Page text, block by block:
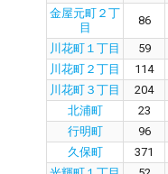
金屋元町２丁
目
86
川花町１丁目 59
川花町２丁目
114
川花町３丁目
204
北浦町
23
行明町
96
久保町
371